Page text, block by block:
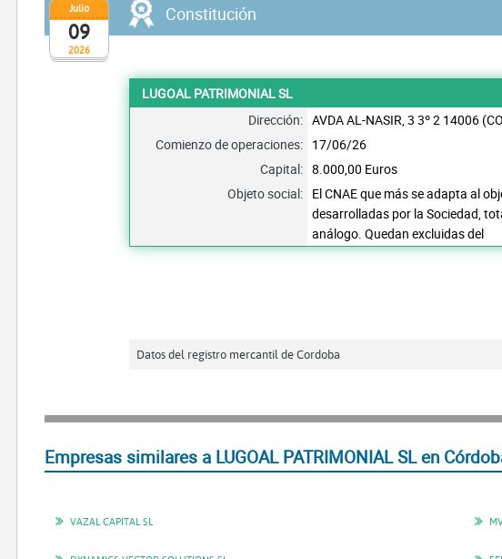
2026
Julio
09
Constitución
LUGOAL PATRIMONIAL SL
Dirección: AVDA AL-NASIR, 3 3º 2 14006
Comienzo de operaciones: 17/06/26
Capital: 8.000,00 Euros
Objeto social: El CNAE que más se adapta al
desarrolladas por la Sociedad,
análogo. Quedan excluidas del
Datos del registro mercantil de Cordoba
Empresas similares a LUGOAL PATRIMONIAL SL en
VAZAL CAPITAL SL